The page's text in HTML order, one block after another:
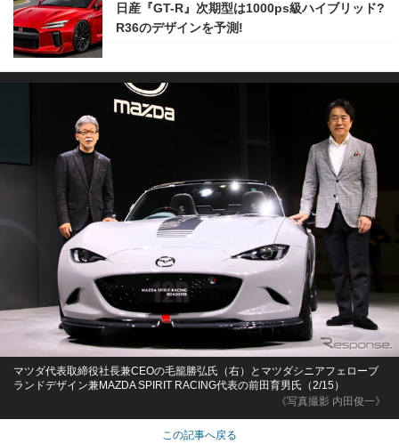
日産『GT-R』次期型は1000ps級ハイブリッド?
R36のデザインを予測!
《写真撮影 内田俊一》
マツダ代表取締役社長兼CEOの毛籠勝弘氏（右）とマツダシニアフェローブ
ランドデザイン兼MAZDA SPIRIT RACING代表の前田育男氏（2/15）
この記事へ戻る